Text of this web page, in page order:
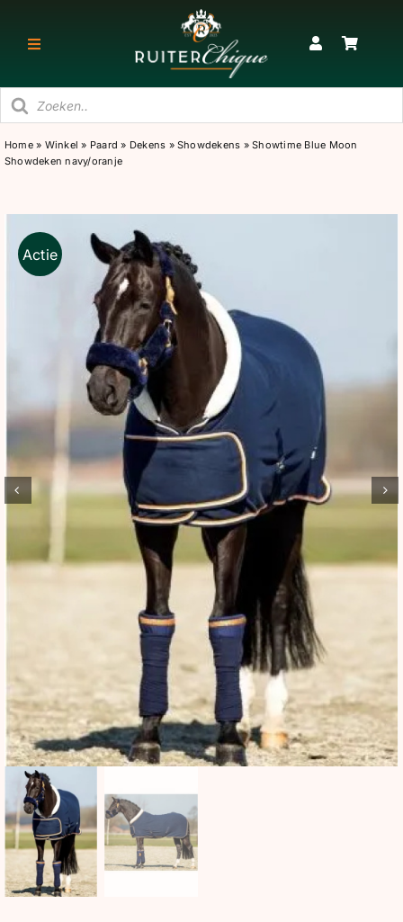
naar
Toggle
RUITER
PAARD
SNEAKERS & KORTE LAARZEN
BLOG
SHOWROOM
WEBSHOP
Home» Winkel » Paard » Dekens » Showdekens »Showtime Blue Moon
Showdeken navy/oranje
Actie